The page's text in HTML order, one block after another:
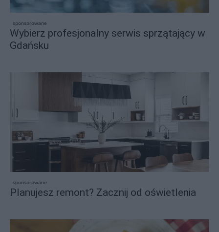
sponsorowane
Wybierz profesjonalny serwis sprzątający w
Gdańsku
sponsorowane
Planujesz remont? Zacznij od oświetlenia